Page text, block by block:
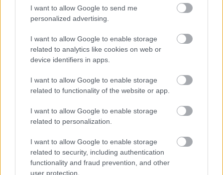
I want to allow Google to send me
personalized advertising.
I want to allow Google to enable storage
related to analytics like cookies on web or
device identifiers in apps.
I want to allow Google to enable storage
related to functionality of the website or app.
I want to allow Google to enable storage
related to personalization.
I want to allow Google to enable storage
related to security, including authentication
functionality and fraud prevention, and other
user protection.
Isolabella